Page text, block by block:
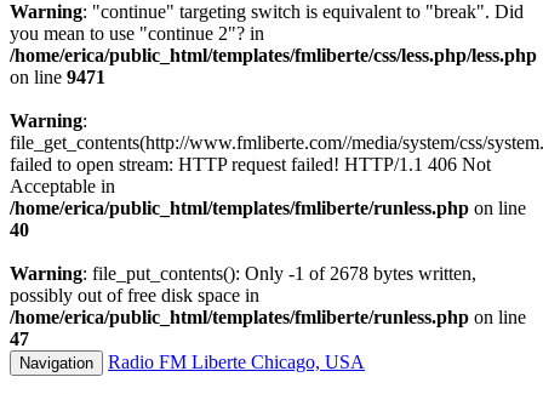
Warning: "continue" targeting switch is equivalent to "break". Did
you mean to use "continue 2"? in
/home/erica/public_html/templates/fmliberte/css/less.php/less.php
on line 9471
Warning:
file_get_contents(http://www.fmliberte.com//media/system/css/
failed to open stream: HTTP request failed! HTTP/1.1 406 Not
Acceptable in
/home/erica/public_html/templates/fmliberte/runless.php on line
40
Warning: file_put_contents(): Only -1 of 2678 bytes written,
possibly out of free disk space in
/home/erica/public_html/templates/fmliberte/runless.php on line
47
Navigation Radio FM Liberte Chicago, USA